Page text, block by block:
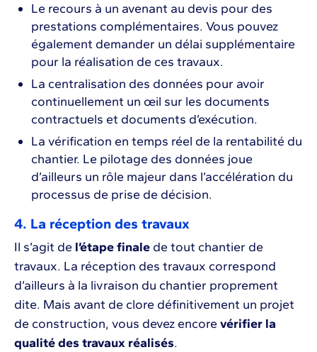
Le recours à un avenant au devis pour des
prestations complémentaires. Vous pouvez
également demander un délai supplémentaire
pour la réalisation de ces travaux.
La centralisation des données pour avoir
continuellement un œil sur les documents
contractuels et documents d’exécution.
La vérification en temps réel de la rentabilité du
chantier. Le pilotage des données joue
d’ailleurs un rôle majeur dans l’accélération du
processus de prise de décision.
4. La réception des travaux
Il s’agit de l’étape finale de tout chantier de
travaux. La réception des travaux correspond
d’ailleurs à la livraison du chantier proprement
dite. Mais avant de clore définitivement un projet
de construction, vous devez encore vérifier la
qualité des travaux réalisés.